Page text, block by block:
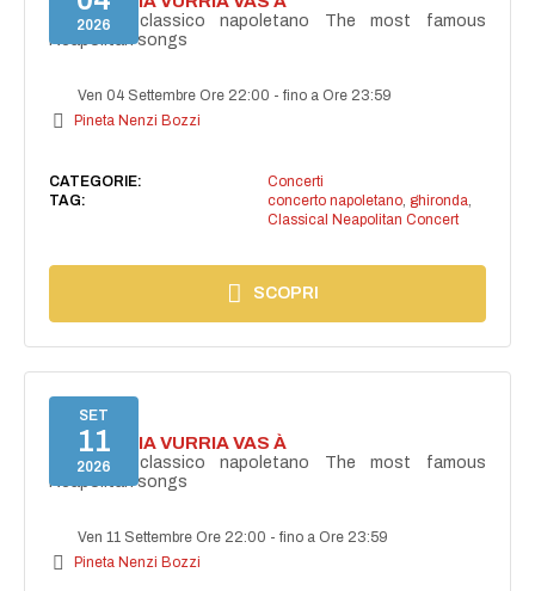
2026
Concerto classico napoletano The most famous
Neapolitan songs
Ven 04 Settembre Ore 22:00 -fino a Ore 23:59
Pineta Nenzi Bozzi
CATEGORIE:
Concerti
TAG:
concerto napoletano, ghironda,
Classical Neapolitan Concert
SCOPRI
SET
11
2026
I'TE VURRIA VURRIA VAS À
Concerto classico napoletano The most famous
Neapolitan songs
Ven 11 Settembre Ore 22:00 -fino a Ore 23:59
Pineta Nenzi Bozzi